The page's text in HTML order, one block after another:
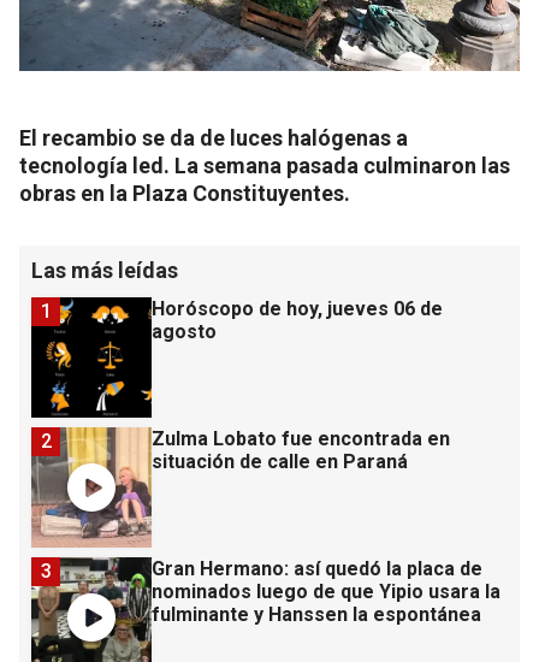
El recambio se da de luces halógenas a
tecnología led. La semana pasada culminaron las
obras en la Plaza Constituyentes.
Las más leídas
Horóscopo de hoy, jueves 06 de
agosto
1
Zulma Lobato fue encontrada en
situación de calle en Paraná
2
Gran Hermano: así quedó la placa de
nominados luego de que Yipio usara la
fulminante y Hanssen la espontánea
3